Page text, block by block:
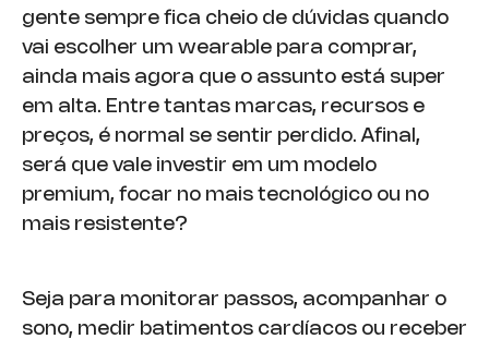
gente sempre fica cheio de dúvidas quando
vai escolher um wearable para comprar,
ainda mais agora que o assunto está super
em alta. Entre tantas marcas, recursos e
preços, é normal se sentir perdido. Afinal,
será que vale investir em um modelo
premium, focar no mais tecnológico ou no
mais resistente?
Seja para monitorar passos, acompanhar o
sono, medir batimentos cardíacos ou receber